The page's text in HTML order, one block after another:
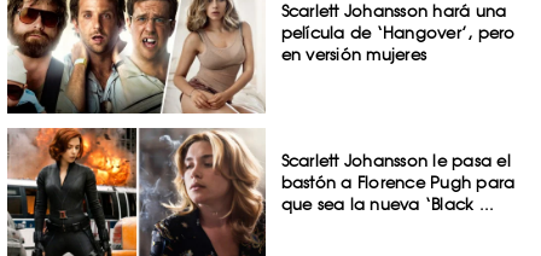
Scarlett Johansson hará una
película de ‘Hangover’, pero
en versión mujeres
Scarlett Johansson le pasa el
bastón a Florence Pugh para
que sea la nueva ‘Black ...